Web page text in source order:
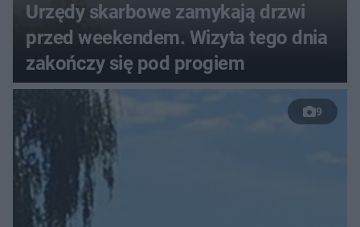
Urzędy skarbowe zamykają drzwi
przed weekendem. Wizyta tego dnia
zakończy się pod progiem
9